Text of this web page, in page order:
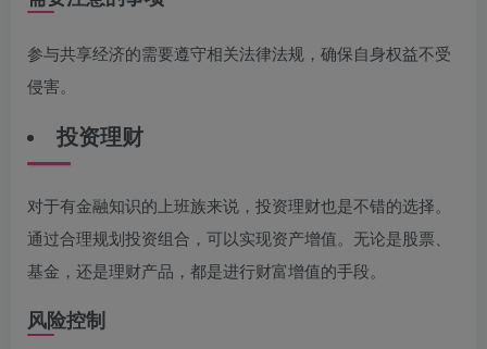
参与共享经济的需要遵守相关法律法规，确保自身权益不受
侵害。
投资理财
对于有金融知识的上班族来说，投资理财也是不错的选择。
通过合理规划投资组合，可以实现资产增值。无论是股票、
基金，还是理财产品，都是进行财富增值的手段。
风险控制